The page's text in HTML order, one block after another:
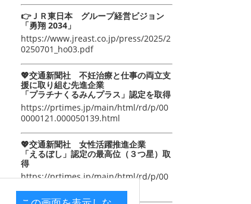
👉ＪＲ東日本 グループ経営ビジョン
「勇翔 2034」
https://www.jreast.co.jp/press/2025/2
0250701_ho03.pdf
💖交通新聞社 不妊治療と仕事の両立支
援に取り組む先進企業
「プラチナくるみんプラス」認定を取得
https://prtimes.jp/main/html/rd/p/00
0000121.000050139.html
💖交通新聞社 女性活躍推進企業
「えるぼし」認定の最高位（３つ星）取
得
https://prtimes.jp/main/html/rd/p/00